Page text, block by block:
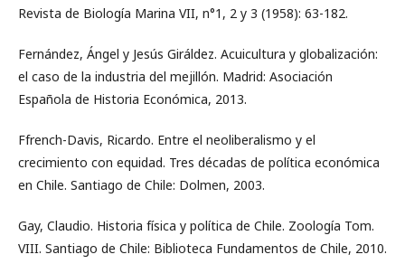
Revista de Biología Marina VII, n°1, 2 y 3 (1958): 63-182.
Fernández, Ángel y Jesús Giráldez. Acuicultura y globalización:
el caso de la industria del mejillón. Madrid: Asociación
Española de Historia Económica, 2013.
Ffrench-Davis, Ricardo. Entre el neoliberalismo y el
crecimiento con equidad. Tres décadas de política económica
en Chile. Santiago de Chile: Dolmen, 2003.
Gay, Claudio. Historia física y política de Chile. Zoología Tom.
VIII. Santiago de Chile: Biblioteca Fundamentos de Chile, 2010.